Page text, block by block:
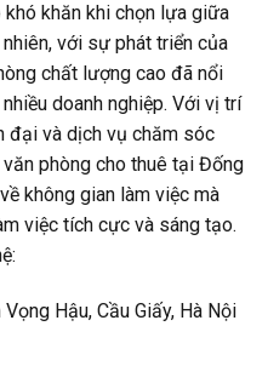
khăn khi chọn lựa giữa
với sự phát triển của
chất lượng cao đã nổi
doanh nghiệp. Với vị trí
đại và dịch vụ chăm sóc
văn phòng cho thuê tại Đống
không gian làm việc mà
việc tích cực và sáng tạo.
Hậu, Cầu Giấy, Hà Nội